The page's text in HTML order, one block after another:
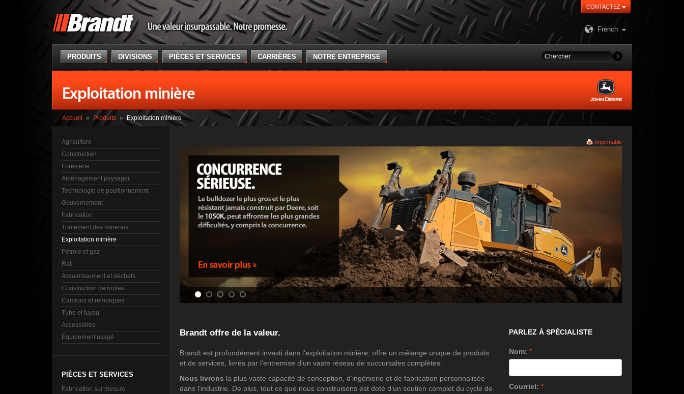
CONTACTEZ
French
PRODUITS DIVISIONS PIÈCES ET SERVICES CARRIÈRES NOTRE ENTREPRISE
Exploitation minière
Accueil » Produits » Exploitation minière
Agriculture
Construction
Foresterie
Aménagement paysager
Technologie de positionnement
Gouvernement
Fabrication
Traitement des minerais
Exploitation minière
Pétrole et gaz
Rail
Assainissement et déchets
Construction de routes
Camions et remorques
Tube et tuyau
Accessoires
Équipement usagé
PIÈCES ET SERVICES
Fabrication sur mesure
Imprimable
Brandt offre de la valeur.
Brandt est profondément investi dans l’exploitation minière; offre un mélange unique de produits
et de services, livrés par l’entremise d’un vaste réseau de succursales complètes.
Nous livrons la plus vaste capacité de conception, d’ingénierie et de fabrication personnalisée
dans l’industrie. De plus, tout ce que nous construisons est doté d’un soutien complet du cycle de
PARLEZ À SPÉCIALISTE
Nom: *
Courriel: *